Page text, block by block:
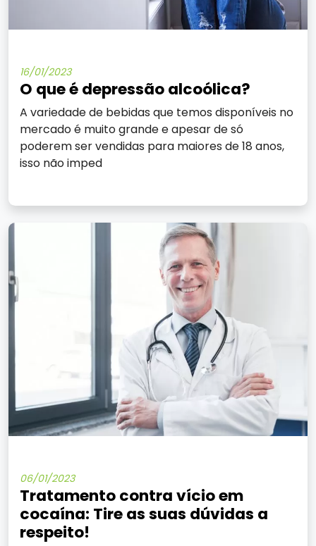
16/01/2023
O que é depressão alcoólica?
A variedade de bebidas que temos disponíveis no
mercado é muito grande e apesar de só
poderem ser vendidas para maiores de 18 anos,
isso não imped
06/01/2023
Tratamento contra vício em
cocaína: Tire as suas dúvidas a
respeito!